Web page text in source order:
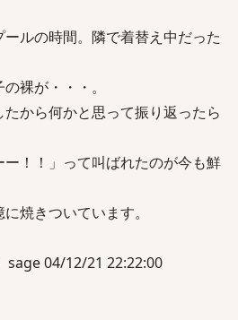
ルの時間。隣で着替え中だった
裸が・・・。
たから何かと思って振り返ったら
！！」って叫ばれたのが今も鮮
焼きついています。
sage 04/12/21 22:22:00